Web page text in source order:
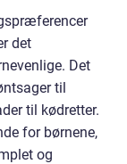
det
Det
til
til kødretter.
for børnene,
og